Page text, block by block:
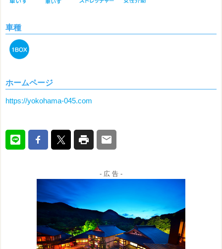
車種
ホームページ
https://yokohama-045.com
- 広 告 -